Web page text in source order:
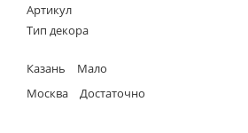
Артикул
Тип декора
Казань
Мало
Москва
Достаточно